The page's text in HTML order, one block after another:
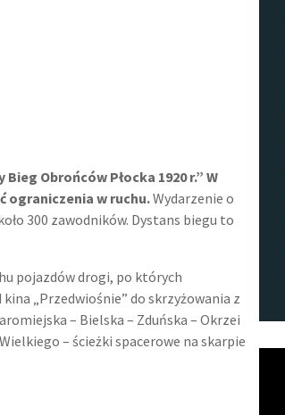
Obrońców Płocka 1920 r.” W
ograniczenia w ruchu.Wydarzenie o
300 zawodników. Dystans biegu to
pojazdów drogi, po których
„Przedwiośnie” do skrzyżowania z
– Bielska – Zduńska – Okrzei
– ścieżki spacerowe na skarpie